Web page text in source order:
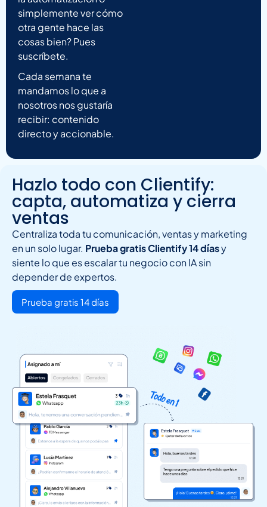
simplemente ver cómo
otra gente hace las
cosas bien? Pues
suscríbete.
Cada semana te
mandamos lo que a
nosotros nos gustaría
recibir: contenido
directo y accionable.
Hazlo todo con Clientify:
capta, automatiza y cierra
ventas
Centraliza toda tu comunicación, ventas y marketing
en un solo lugar. Prueba gratis Clientify 14 díasy
siente lo que es escalar tu negocio con IA sin
depender de expertos.
Prueba gratis 14 días